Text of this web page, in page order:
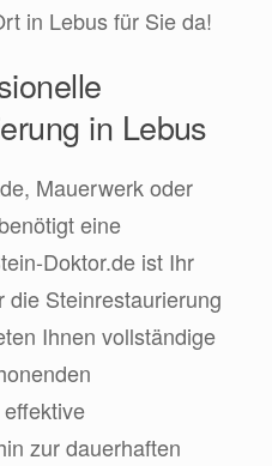
in Lebus für Sie da!
in Lebus
Mauerwerk oder
eine
Doktor.de ist Ihr
die Steinrestaurierung
Ihnen vollständige
zur dauerhaften